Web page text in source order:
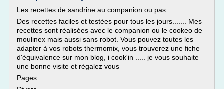
Les recettes de sandrine au companion ou pas
Des recettes faciles et testées pour tous les jours....... Mes
recettes sont réalisées avec le companion ou le cookeo de
moulinex mais aussi sans robot. Vous pouvez toutes les
adapter à vos robots thermomix, vous trouverez une fiche
d'équivalence sur mon blog, i cook'in ..... je vous souhaite
une bonne visite et régalez vous
Pages